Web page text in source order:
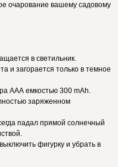
очарование вашему садовому
в светильник.
и загорается только в темное
AАА емкостью 300 mAh.
заряженном
падал прямой солнечный
фигурку и убрать в